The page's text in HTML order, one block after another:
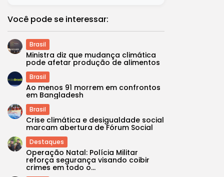
Você pode se interessar:
Brasil
Ministra diz que mudança climática
pode afetar produção de alimentos
Brasil
Ao menos 91 morrem em confrontos
em Bangladesh
Brasil
Crise climática e desigualdade social
marcam abertura de Fórum Social
Destaques
Operação Natal: Polícia Militar
reforça segurança visando coibir
crimes em todo o...